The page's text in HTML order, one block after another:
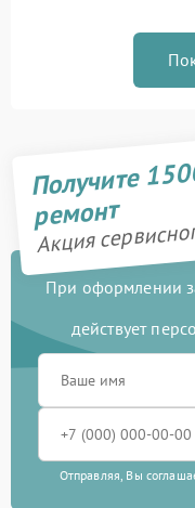
Получите
ремонт
Акция
При оформлении
действует
Отправляя, Вы